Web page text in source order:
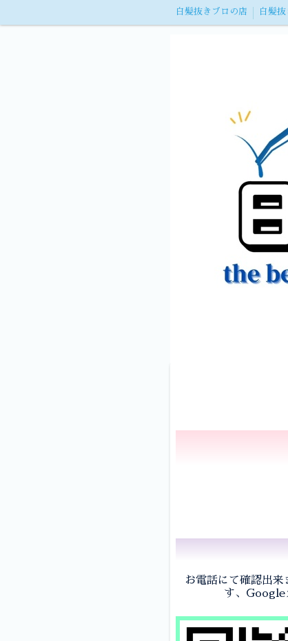
白髪抜きプロの店 白髪
お電話にて確認出
す、Google